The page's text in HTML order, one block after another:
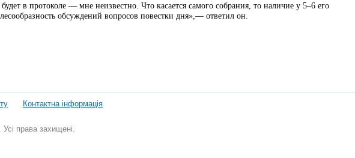
в протоколе — мне неизвестно. Что касается самого собрания, то наличие у 5–6 его
обсуждений вопросов повестки дня»,— ответил он.
Контактна інформація
права захищені.